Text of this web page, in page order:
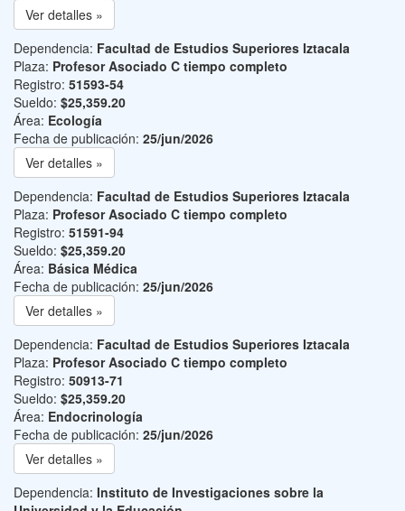
Ver detalles »
Dependencia: Facultad de Estudios Superiores Iztacala
Plaza: Profesor Asociado C tiempo completo
Registro: 51593-54
Sueldo: $25,359.20
Área: Ecología
Fecha de publicación: 25/jun/2026
Ver detalles »
Dependencia: Facultad de Estudios Superiores Iztacala
Plaza: Profesor Asociado C tiempo completo
Registro: 51591-94
Sueldo: $25,359.20
Área: Básica Médica
Fecha de publicación: 25/jun/2026
Ver detalles »
Dependencia: Facultad de Estudios Superiores Iztacala
Plaza: Profesor Asociado C tiempo completo
Registro: 50913-71
Sueldo: $25,359.20
Área: Endocrinología
Fecha de publicación: 25/jun/2026
Ver detalles »
Dependencia: Instituto de Investigaciones sobre la